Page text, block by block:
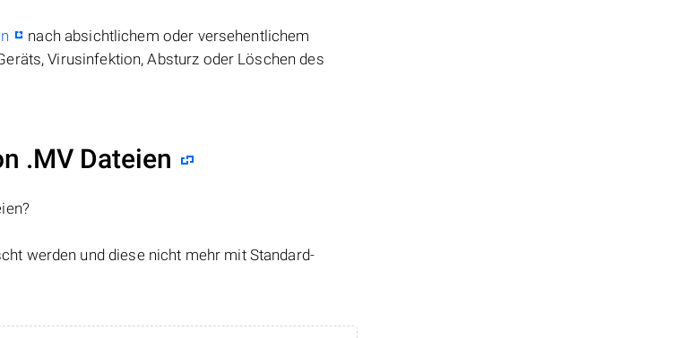
nach absichtlichem oder versehentlichem
Virusinfektion, Absturz oder Löschen des
.MV Dateien
werden und diese nicht mehr mit Standard-